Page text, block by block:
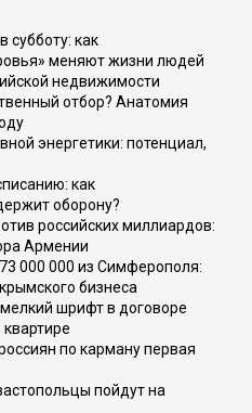
субботу: как
меняют жизни людей
недвижимости
отбор? Анатомия
энергетики: потенциал,
как
оборону?
российских миллиардов:
Армении
000 000 из Симферополя:
бизнеса
шрифт в договоре
по карману первая
пойдут на